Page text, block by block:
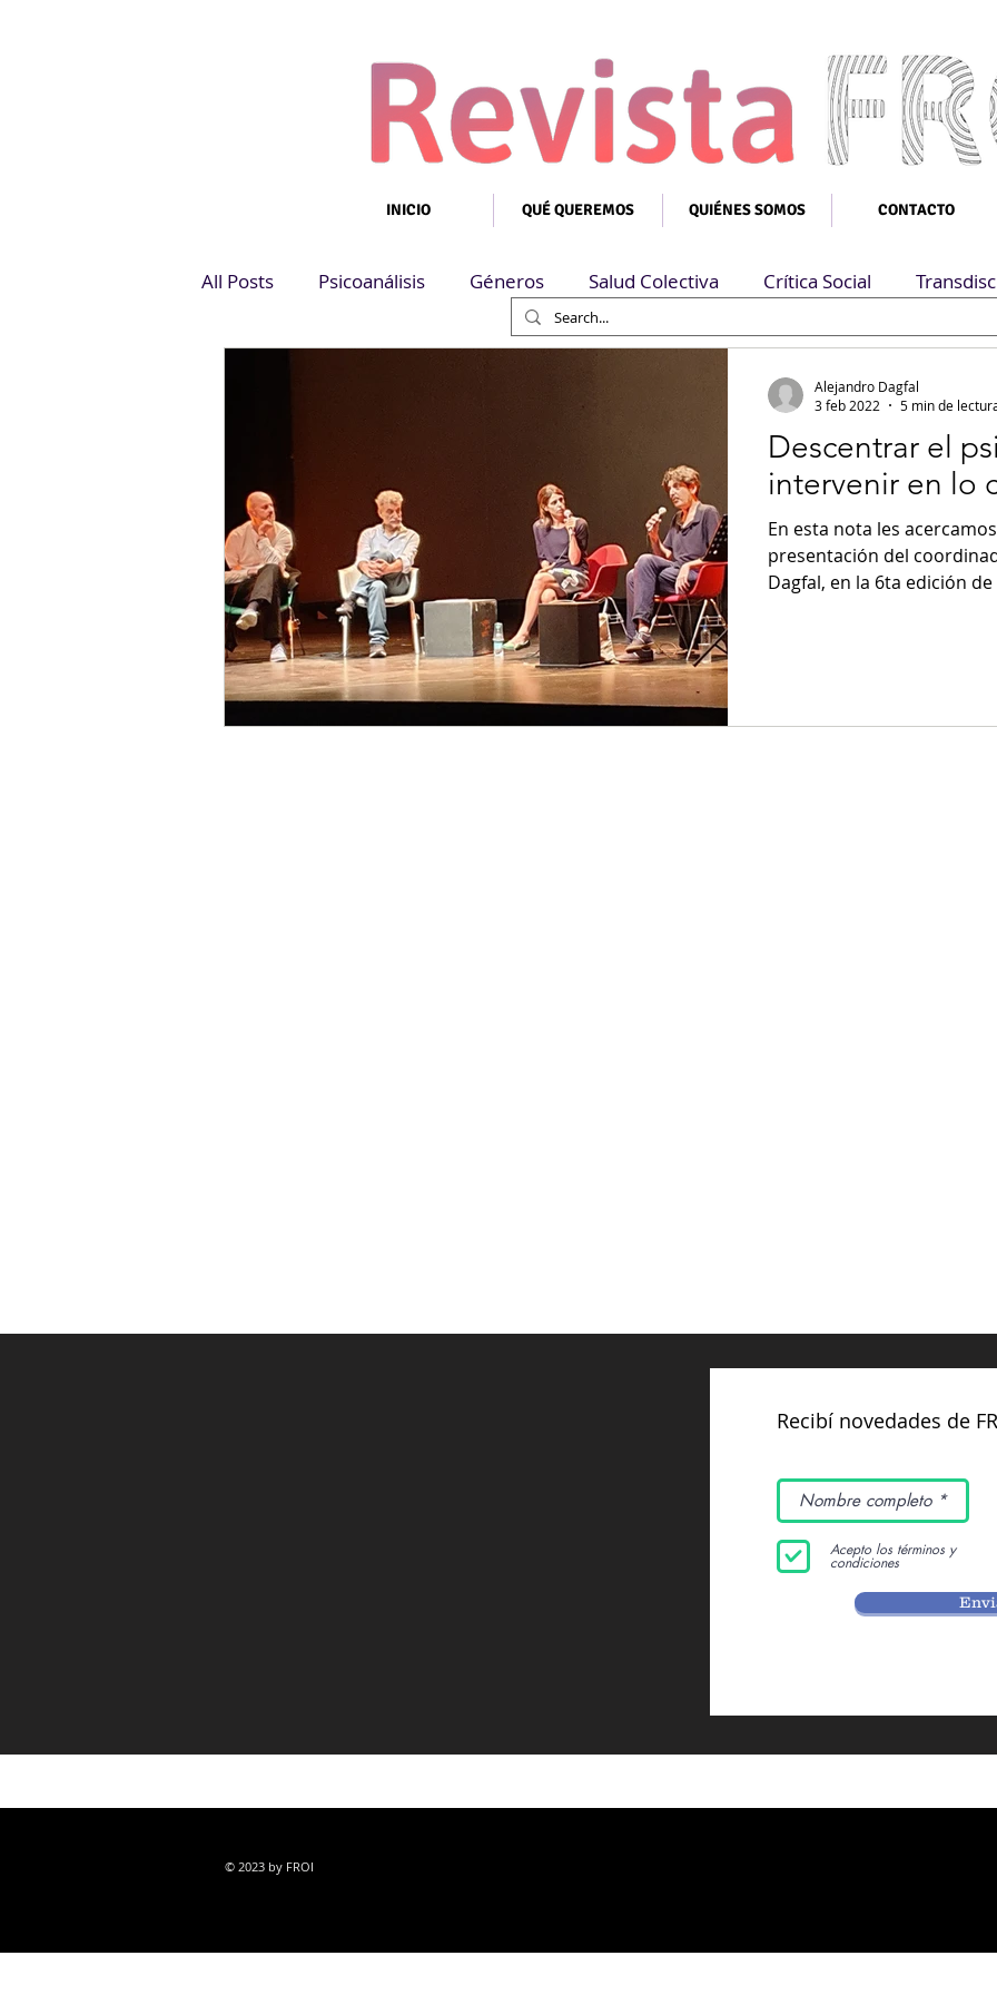
INICIO QUÉ QUEREMOS QUIÉNES SOMOS CONTACTO
All Posts Psicoanálisis Géneros Salud Colectiva Crítica Social
Descentrar el
intervenir en lo
En esta nota les
presentación del
Dagfal, en la 6ta edición de
Alejandro Dagfal
3 feb 2022
5 min de
Recibí novedades de
Acepto los términos y
condiciones
© 2023 by FROI